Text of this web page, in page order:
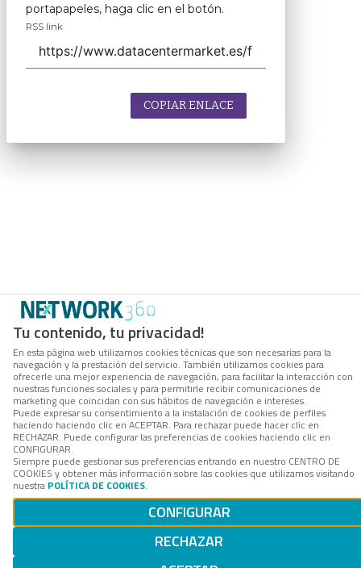
Tu contenido, tu privacidad!
En esta página web utilizamos cookies técnicas que son necesarias para la
navegación y la prestación del servicio. También utilizamos cookies para
ofrecerle una mejor experiencia de navegación, para facilitar la interacción con
nuestras funciones sociales y para permitirle recibir comunicaciones de
marketing que coincidan con sus hábitos de navegación e intereses.
Puede expresar su consentimiento a la instalación de cookies de perfiles
haciendo haciendo clic en ACEPTAR. Para rechazar puede hacer clic en
RECHAZAR. Puede configurar las preferencias de cookies haciendo clic en
CONFIGURAR.
Siempre puede gestionar sus preferencias entrando en nuestro CENTRO DE
COOKIES y obtener más información sobre las cookies que utilizamos visitando
nuestra POLÍTICA DE COOKIES.
CONFIGURAR
RECHAZAR
portapapeles, haga clic en el botón.
RSS link
COPIAR ENLACE